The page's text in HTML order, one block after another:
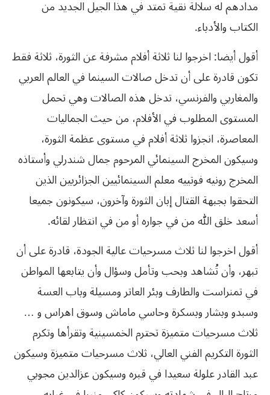
مدادهملهسلالةنقيةتمتدفيهذاالجيلالجديدمن
الكتابوالأدباء.
أقول أيضا: اخرجوا لنا ثلاثة أفلام مشرفة عن الثورة، ثلاثة فقط
تكون قادرة على أن تدخل صالات السينما في العالم العربي
والمغاربي والفرنسي، تدخل هذه الصالات وهي تحمل
المستوى المطلوب في الأفلام، من حيث الجماليات
المعاصرة، انجزوا ثلاثة أفلام في مستوى عظمة الثورة،
وسيكون المخرج السينمائي المرحوم جمال شندرلي وأستاذه
المخرج رونيه فوتييه معلم السينمائيين الجزائريين الذين
التحقوا بجبهة القتال إبان الثورة وآخرون، سيكونون جميعا
أسعد خلق الله من في جواره أو من في انتظار لقائه.
أقول اخرجوا لنا ثلاث مسرحيات عالية الجودة، قادرة على أن
تبهر، وأن تُشاهد وبحب وتأمل وسؤال وأن يتابعها المواطن
في تمنراست والطارف وبئر العاتر ومسيلة وباب العسة
وسبدو وبشار وبسكرة وحاسي ماماش وسوق اهراس و …
ثلاث مسرحيات متميزة تحترم الخمسينية وتقرأها وتكرم
الثورةالتكريمالفنيالعالي، ثلاثمسرحياتمتميزةوسيكون
عبدالقادرعلولةسعيدافيقبرهوسيكونعزالدينمجوبي